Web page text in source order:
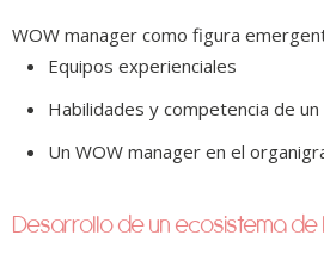
WOW manager como figura
Equipos experienciales
Habilidades y competencia de
Un WOW manager en el
Desarrollo de un ecosistema